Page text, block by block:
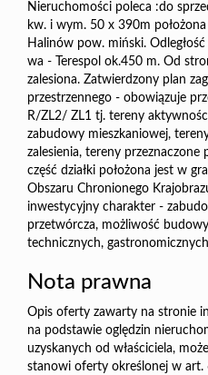
Nieruchomości poleca :do
kw. i wym. 50 x 390m
Halinów pow. miński.
wa - Terespol ok.450 m. Od
zalesiona. Zatwierdzony plan
przestrzennego - obowiązuje
R/ZL2/ ZL1 tj. tereny
zabudowy mieszkaniowej,
zalesienia, tereny przeznaczone
część działki położona jest w
Obszaru Chronionego
inwestycyjny charakter -
przetwórcza, możliwość
technicznych,
Nota prawna
Opis oferty zawarty na stronie
na podstawie oględzin
uzyskanych od właściciela,
stanowi oferty określonej w art.